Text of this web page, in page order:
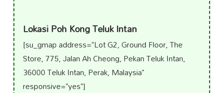
Lokasi Poh Kong Teluk Intan
[su_gmap address="Lot G2, Ground Floor, The
Store, 775, Jalan Ah Cheong, Pekan Teluk Intan,
36000 Teluk Intan, Perak, Malaysia"
responsive="yes"]